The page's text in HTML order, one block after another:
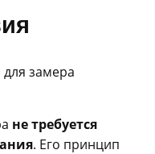
не требуется
. Его принцип